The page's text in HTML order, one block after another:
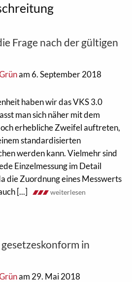
Frage nach der gültigen
am 6. September 2018
haben wir das VKS 3.0
man sich näher mit dem
erhebliche Zweifel auftreten,
standardisierten
werden kann. Vielmehr sind
Einzelmessung im Detail
die Zuordnung eines Messwerts
[...]
weiterlesen
in
am 29. Mai 2018